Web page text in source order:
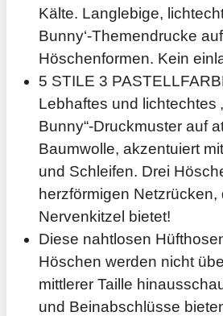
Kälte. Langlebige,
Bunny‘-Themendrucke
Höschenformen. Kein
5 STILE 3
Lebhaftes und lichtechtes
Bunny“-Druckmuster auf
Baumwolle, akzentuiert
und Schleifen. Drei
herzförmigen Netzrücken,
Nervenkitzel bietet!
Diese nahtlosen
Höschen werden nicht
mittlerer Taille
und Beinabschlüsse